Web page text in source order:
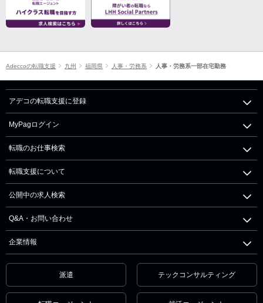
Adeccoの転職支援 九州 福岡県 人事・労務系 人事・労務系一部在宅勤務
アデコの転職支援に登録
MyPagログイン
転職のお仕事検索
転職支援について
公開中の求人検索
Q&A・お問い合わせ
企業情報
派遣 テックコンサルティング